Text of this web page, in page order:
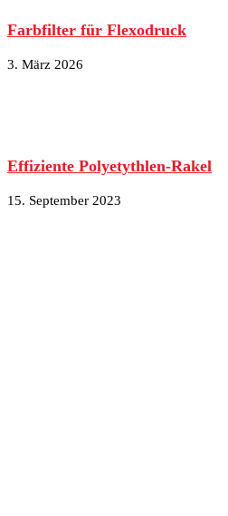
Farbfilter für Flexodruck
3. März 2026
Effiziente Polyetythlen-Rakel
15. September 2023